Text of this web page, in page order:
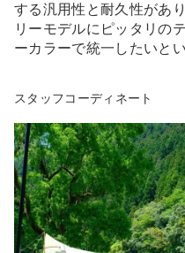
する汎用性と耐久性があ
リーモデルにピッタリの
ーカラーで統一したいと
スタッフコーディネート